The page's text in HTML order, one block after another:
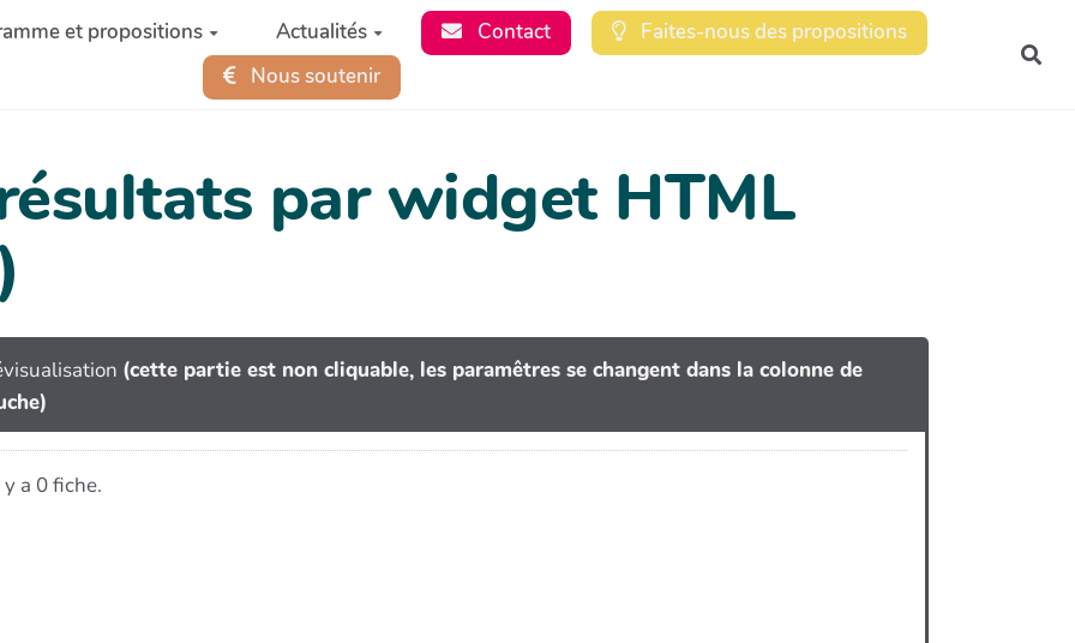
et propositions Actualités Contact
Faites-nous des propositions
Nous soutenir
par widget HTML
(cette partie est non cliquable, les paramêtres se changent dans la colonne de